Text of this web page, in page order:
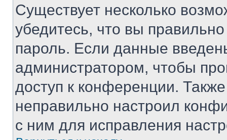
Существует несколько
убедитесь, что вы
пароль. Если данные
администратором, чтобы
доступ к конференции.
неправильно настроил
с ним для исправления